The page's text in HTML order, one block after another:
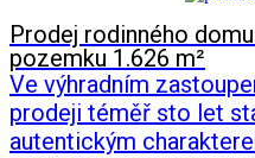
Prodej rodinného
pozemku 1.626 m²
Ve výhradním
prodeji téměř sto let
autentickým